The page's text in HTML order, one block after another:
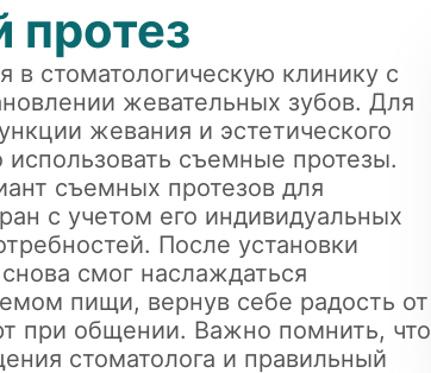
в стоматологическую клинику с
жевательных зубов. Для
жевания и эстетического
съемные протезы.
съемных протезов для
с учетом его индивидуальных
После установки
смог наслаждаться
пищи, вернув себе радость от
при общении. Важно помнить, что
стоматолога и правильный